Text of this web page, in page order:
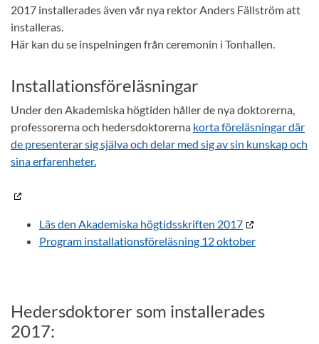
2017 installerades även vår nya rektor Anders Fällström att
installeras.
Här kan du se inspelningen från ceremonin i Tonhallen.
Installationsföreläsningar
Under den Akademiska högtiden håller de nya doktorerna,
professorerna och hedersdoktorerna korta föreläsningar där
de presenterar sig själva och delar med sig av sin kunskap och
sina erfarenheter.
Läs den Akademiska högtidsskriften 2017
Program installationsföreläsning 12 oktober
Hedersdoktorer som installerades
2017: